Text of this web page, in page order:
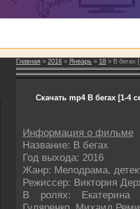
Главная » 2016 » Январь » 18 » В бегах
Скачать mp4 В бегах [1-4
Информация о фильме
Название: В бегах
Год выхода: 2016
Жанр: Мелодрама,
Режиссер: Виктория
В ролях: Екатерина